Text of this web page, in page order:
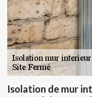
Isolation de mur